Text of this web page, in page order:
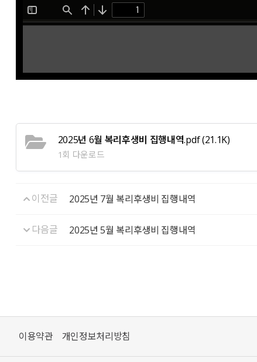
2025년 6월 복리후생비 집행내역.pdf(21.1K)
1회 다운로드
이전글 2025년 7월 복리후생비 집행내역
다음글 2025년 5월 복리후생비 집행내역
이용약관 개인정보처리방침